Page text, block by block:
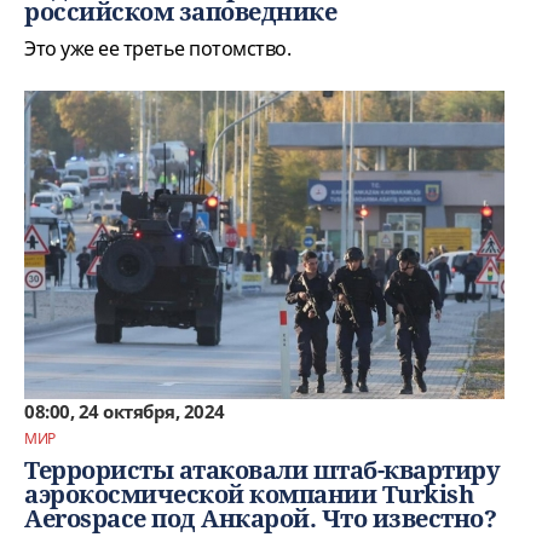
российском заповеднике
Это уже ее третье потомство.
08:00, 24 октября, 2024
МИР
Террористы атаковали штаб-квартиру
аэрокосмической компании Turkish
Aerospace под Анкарой. Что известно?